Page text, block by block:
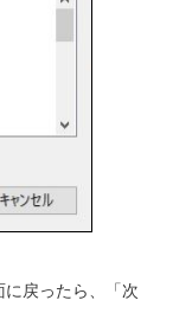
に戻ったら、「次